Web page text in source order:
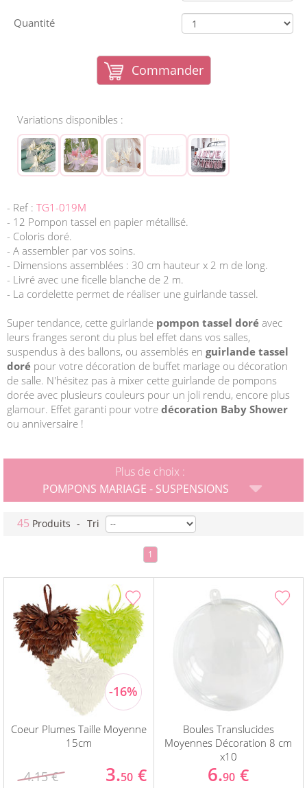
Quantité
Commander
Variations disponibles :
- Ref : TG1-019M
- 12 Pompon tassel en papier métallisé.
- Coloris doré.
- A assembler par vos soins.
- Dimensions assemblées : 30 cm hauteur x 2 m de long.
- Livré avec une ficelle blanche de 2 m.
- La cordelette permet de réaliser une guirlande tassel.
Super tendance, cette guirlande pompon tassel doré avec
leurs franges seront du plus bel effet dans vos salles,
suspendus à des ballons, ou assemblés en guirlande tassel
doré pour votre décoration de buffet mariage ou décoration
de salle. N'hésitez pas à mixer cette guirlande de pompons
dorée avec plusieurs couleurs pour un joli rendu, encore plus
glamour. Effet garanti pour votre décoration Baby Shower
ou anniversaire !
Plus de choix :
POMPONS MARIAGE - SUSPENSIONS
45 Produits - Tri
1
Coeur Plumes Taille Moyenne
15cm
4.15 € 3.50 €
Boules Translucides
Moyennes Décoration 8 cm
x10
6.90 €